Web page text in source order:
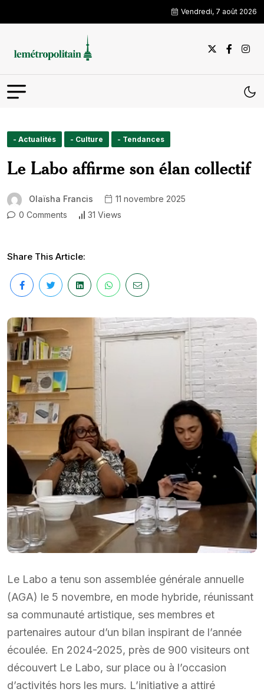
Vendredi, 7 août 2026
- Actualités - Culture - Tendances
Le Labo affirme son élan collectif
Olaïsha Francis
11 novembre 2025
0 Comments
31 Views
Share This Article:
Le Labo a tenu son assemblée générale annuelle
(AGA) le 5 novembre, en mode hybride, réunissant
sa communauté artistique, ses membres et
partenaires autour d’un bilan inspirant de l’année
écoulée. En 2024-2025, près de 900 visiteurs ont
découvert Le Labo, sur place ou à l’occasion
d’activités hors les murs. L’initiative a attiré